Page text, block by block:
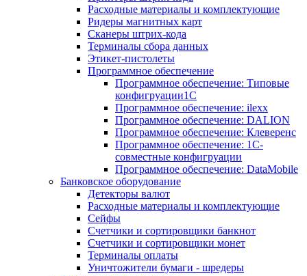
Расходные материалы и комплектующие
Ридеры магнитных карт
Сканеры штрих-кода
Терминалы сбора данных
Этикет-пистолеты
Программное обеспечение
Программное обеспечение: Типовые
конфигруации1С
Программное обеспечение: ilexx
Программное обеспечение: DALION
Программное обеспечение: Клеверенс
Программное обеспечение: 1С-
совместные конфигруации
Программное обеспечение: DataMobile
Банковское оборудование
Детекторы валют
Расходные материалы и комплектующие
Сейфы
Счетчики и сортировщики банкнот
Счетчики и сортировщики монет
Терминалы оплаты
Уничтожители бумаги - шредеры